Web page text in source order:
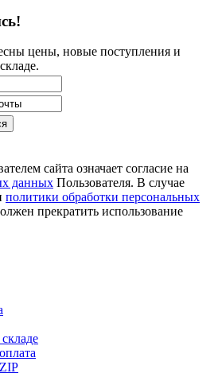
цены, новые поступления и
сайта означает согласие на
данных Пользователя. В случае
политики обработки персональных
прекратить использование